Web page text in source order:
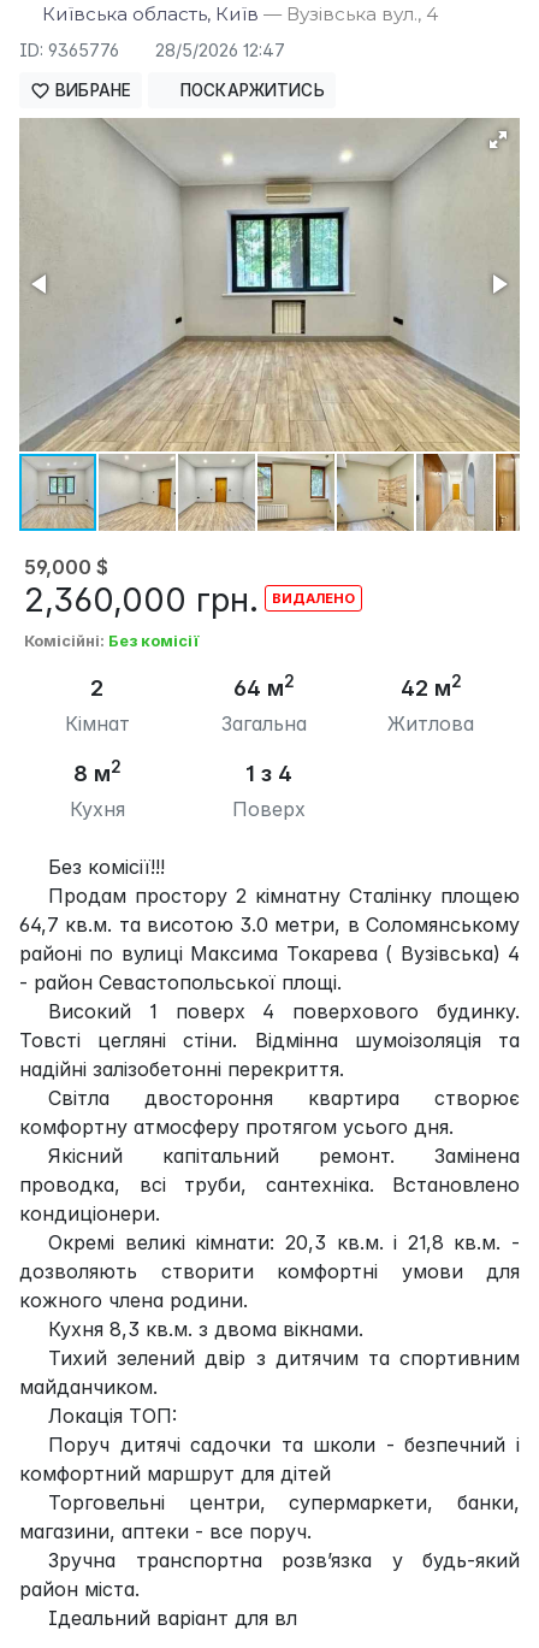
Київська область, Київ — Вузівська вул., 4
ID: 9365776 28/5/2026 12:47
ВИБРАНЕ ПОСКАРЖИТИСЬ
59,000 $
2,360,000 грн.
Комісійні: Без комісії
2
Кімнат
64 м2
Загальна
42 м2
Житлова
8 м2
Кухня
1 з 4
Поверх
Без комісії!!!
Продам простору 2 кімнатну Сталінку площею
64,7 кв.м. та висотою 3.0 метри, в Соломянському
районі по вулиці Максима Токарева ( Вузівська) 4
- район Севастопольської площі.
Високий 1 поверх 4 поверхового будинку.
Товсті цегляні стіни. Відмінна шумоізоляція та
надійні залізобетонні перекриття.
Світла двостороння квартира створює
комфортну атмосферу протягом усього дня.
Якісний капітальний ремонт. Замінена
проводка, всі труби, сантехніка. Встановлено
кондиціонери.
Окремі великі кімнати: 20,3 кв.м. і 21,8 кв.м. -
дозволяють створити комфортні умови для
кожного члена родини.
Кухня 8,3 кв.м. з двома вікнами.
Тихий зелений двір з дитячим та спортивним
майданчиком.
Локація ТОП:
Поруч дитячі садочки та школи - безпечний і
комфортний маршрут для дітей
Торговельні центри, супермаркети, банки,
магазини, аптеки - все поруч.
Зручна транспортна розв’язка у будь-який
район міста.
Ідеальний варіант для вл